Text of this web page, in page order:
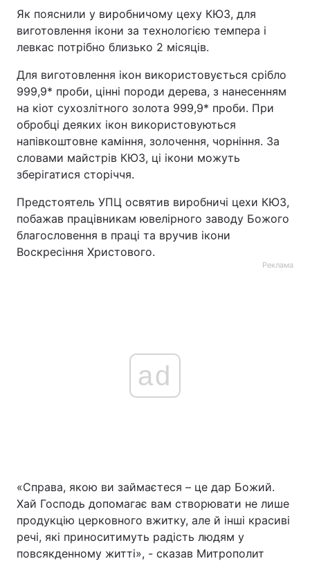
Тема оформлення
Як пояснили у виробничому цеху КЮЗ, для
виготовлення ікони за технологією темпера і
левкас потрібно близько 2 місяців.
Для виготовлення ікон використовується срібло
999,9* проби, цінні породи дерева, з нанесенням
на кіот сухозлітного золота 999,9* проби. При
обробці деяких ікон використовуються
напівкоштовне каміння, золочення, чорніння. За
словами майстрів КЮЗ, ці ікони можуть
зберігатися сторіччя.
Предстоятель УПЦ освятив виробничі цехи КЮЗ,
побажав працівникам ювелірного заводу Божого
благословення в праці та вручив ікони
Воскресіння Христового.
Реклама
ad
«Справа, якою ви займаєтеся – це дар Божий.
Хай Господь допомагає вам створювати не лише
продукцію церковного вжитку, але й інші красиві
речі, які приноситимуть радість людям у
повсякденному житті», - сказав Митрополит